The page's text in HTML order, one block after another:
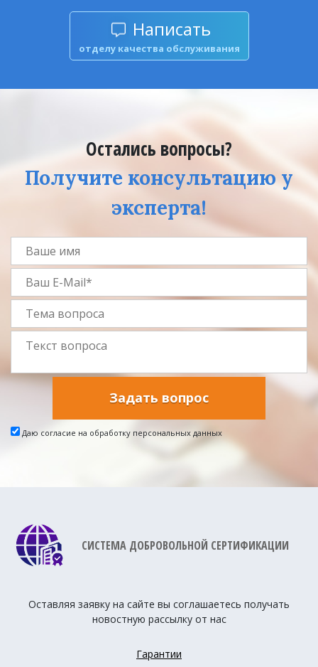
Написать
отделу качества обслуживания
Остались вопросы?
Получите консультацию у
эксперта!
Задать вопрос
Даю согласие на обработку персональных данных
СИСТЕМА ДОБРОВОЛЬНОЙ СЕРТИФИКАЦИИ
Оставляя заявку на сайте вы соглашаетесь получать
новостную рассылку от нас
Гарантии